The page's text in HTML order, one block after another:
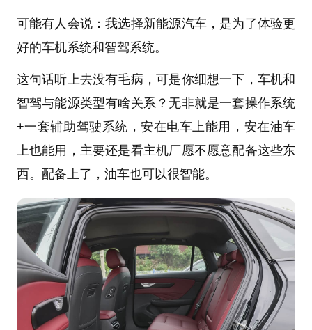
可能有人会说：我选择新能源汽车，是为了体验更
好的车机系统和智驾系统。
这句话听上去没有毛病，可是你细想一下，车机和
智驾与能源类型有啥关系？无非就是一套操作系统
+一套辅助驾驶系统，安在电车上能用，安在油车
上也能用，主要还是看主机厂愿不愿意配备这些东
西。配备上了，油车也可以很智能。